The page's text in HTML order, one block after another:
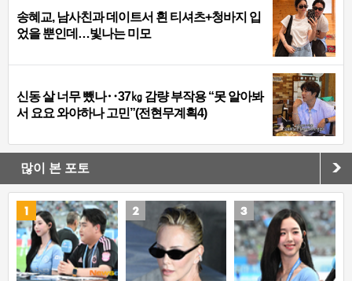
송혜교, 남사친과 데이트서 흰 티셔츠+청바지 입
었을 뿐인데…빛나는 미모
신동 살 너무 뺐나‥37㎏ 감량 부작용 “못 알아봐
서 요요 와야하나 고민”(전현무계획4)
많이 본 포토